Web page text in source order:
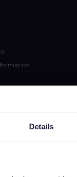
Details